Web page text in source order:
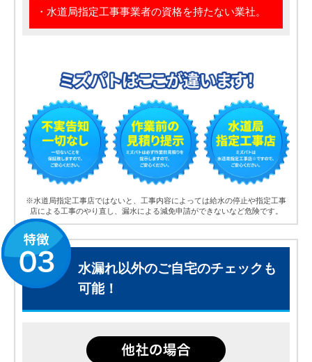
・水道局指定工事事業者の資格を持たない業社。
※水道局指定工事店ではないと、工事内容によっては給水の停止や指定工事
店による工事のやり直し、漏水による減免申請ができないなど危険です。
水漏れ以外のご自宅のチェックも
可能！